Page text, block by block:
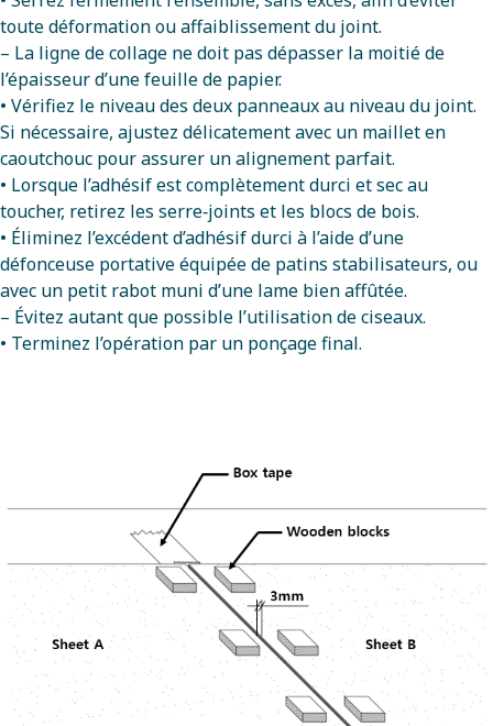
toute déformation ou affaiblissement du joint.
– La ligne de collage ne doit pas dépasser la moitié de
l’épaisseur d’une feuille de papier.
• Vérifiez le niveau des deux panneaux au niveau du joint.
Si nécessaire, ajustez délicatement avec un maillet en
caoutchouc pour assurer un alignement parfait.
• Lorsque l’adhésif est complètement durci et sec au
toucher, retirez les serre‑joints et les blocs de bois.
• Éliminez l’excédent d’adhésif durci à l’aide d’une
défonceuse portative équipée de patins stabilisateurs, ou
avec un petit rabot muni d’une lame bien affûtée.
– Évitez autant que possible l’utilisation de ciseaux.
• Terminez l’opération par un ponçage final.